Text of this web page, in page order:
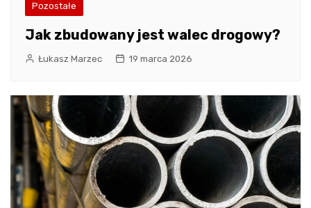
Pozostałe
Jak zbudowany jest walec drogowy?
Łukasz Marzec 19 marca 2026